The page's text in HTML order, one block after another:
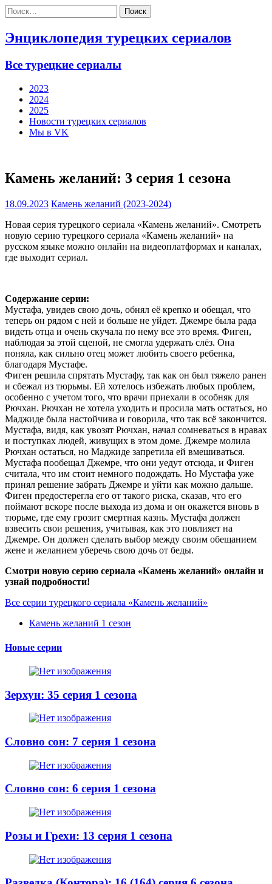
Найти:
Энциклопедия турецких сериалов
Все турецкие сериалы
2023
2024
2025
Новости турецких сериалов
Мы в VK
Камень желаний: 3 серия 1 сезона
18.09.2023 Камень желаний (2023-2024)
Новая серия турецкого сериала «Камень желаний». Смотреть
новую серию турецкого сериала «Камень желаний» на
русском языке можно онлайн на видеоплатформах и каналах,
где выходит сериал.
Содержание серии:
Мустафа, увидев свою дочь, обнял её крепко и обещал, что
теперь он рядом с ней и больше не уйдет. Джемре была рада
видеть отца и очень скучала по нему все это время. Фиген,
наблюдая за этой сценой, не смогла удержать слёз. Она
поняла, как сильно отец может любить своего ребенка,
благодаря Мустафе.
Фиген решила спрятать Мустафу, так как он был тяжело ранен
и сбежал из тюрьмы. Ей хотелось избежать любых проблем,
особенно с учетом того, что врачи приехали в особняк для
Рючхан. Рючхан не хотела уходить и просила мать остаться, но
Маджиде была настойчива и говорила, что так всё закончится.
Мустафа, видя, как увозят Рючхан, начал сомневаться в нравах
и поступках людей, живущих в этом доме. Джемре молила
Рючхан остаться, но Маджиде запретила ей вмешиваться.
Мустафа пообещал Джемре, что они уедут отсюда, и Фиген
считала, что им стоит немного подождать. Но Мустафа уже
принял решение забрать Джемре и уйти как можно дальше.
Фиген предостерегла его от такого риска, сказав, что его
поймают вскоре после выхода из дома и он окажется вновь в
тюрьме, где ему грозит смертная казнь. Мустафа должен
взвесить свои решения, учитывая, как это повлияет на
Джемре. Он должен сделать выбор между своим обещанием
жене и желанием уберечь свою дочь от беды.
Смотри новую серию сериала «Камень желаний» онлайн и
узнай подробности!
Все серии турецкого сериала «Камень желаний»
Камень желаний 1 сезон
Новые серии
Зерхун: 35 серия 1 сезона
Словно сон: 7 серия 1 сезона
Словно сон: 6 серия 1 сезона
Розы и Грехи: 13 серия 1 сезона